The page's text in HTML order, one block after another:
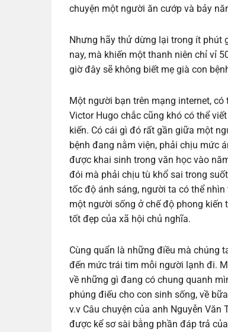
chuyện một người ăn cướp và bảy
Nhưng hãy thử dừng lại trong ít phút
nay, mà khiến một thanh niên chỉ vỉ
giờ đây sẽ không biết mẹ già con
Một người bạn trên mạng internet,
Victor Hugo chắc cũng khó có thể
kiến. Có cái gì đó rất gần giữa một
bệnh đang nằm viện, phải chịu mức
được khai sinh trong văn học vào
đói mà phải chịu tù khổ sai trong
tốc độ ánh sáng, người ta có thể
một người sống ở chế độ phong
tốt đẹp của xã hội chủ nghĩa.
Cùng quẩn là những điều mà chúng
đến mức trái tim mỗi người lạnh đi.
về những gì đang có chung quanh
phúng điếu cho con sinh sống, về
v.v Câu chuyện của anh Nguyễn
được kể sơ sài bằng phần đáp trả